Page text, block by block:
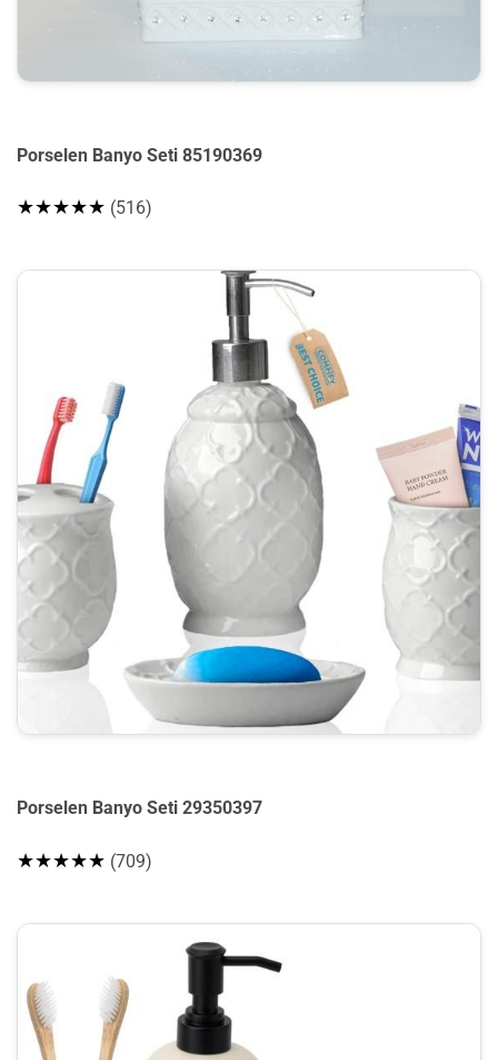
Porselen Banyo Seti 85190369
★★★★★ (516)
Porselen Banyo Seti 29350397
★★★★★ (709)